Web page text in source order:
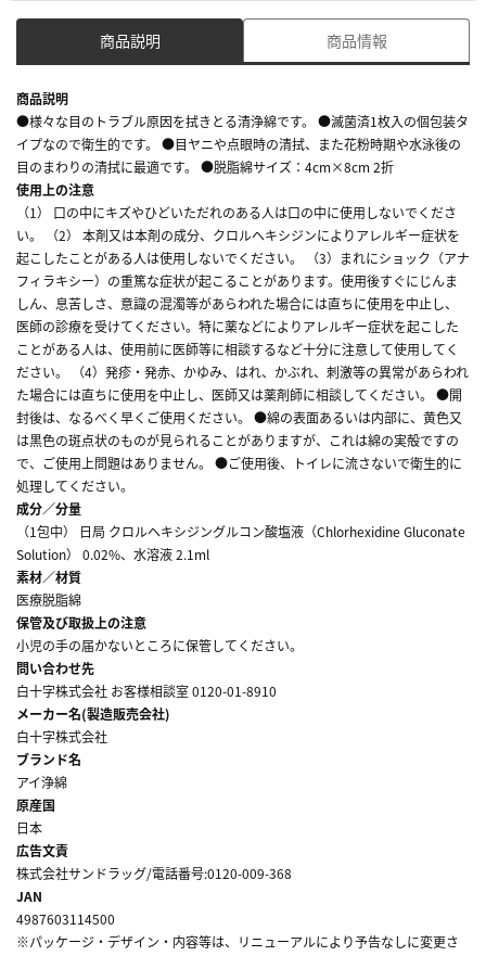
商品説明 商品情報
商品説明
●様々な目のトラブル原因を拭きとる清浄綿です。 ●滅菌済1枚入の個包装タ
イプなので衛生的です。 ●目ヤニや点眼時の清拭、また花粉時期や水泳後の
目のまわりの清拭に最適です。 ●脱脂綿サイズ：4cm×8cm 2折
使用上の注意
（1） 口の中にキズやひどいただれのある人は口の中に使用しないでくださ
い。 （2） 本剤又は本剤の成分、クロルヘキシジンによりアレルギー症状を
起こしたことがある人は使用しないでください。 （3）まれにショック（アナ
フィラキシー）の重篤な症状が起こることがあります。使用後すぐにじんま
しん、息苦しさ、意識の混濁等があらわれた場合には直ちに使用を中止し、
医師の診療を受けてください。特に薬などによりアレルギー症状を起こした
ことがある人は、使用前に医師等に相談するなど十分に注意して使用してく
ださい。 （4）発疹・発赤、かゆみ、はれ、かぶれ、刺激等の異常があらわれ
た場合には直ちに使用を中止し、医師又は薬剤師に相談してください。 ●開
封後は、なるべく早くご使用ください。 ●綿の表面あるいは内部に、黄色又
は黒色の斑点状のものが見られることがありますが、これは綿の実殻ですの
で、ご使用上問題はありません。 ●ご使用後、トイレに流さないで衛生的に
処理してください。
成分／分量
（1包中） 日局 クロルヘキシジングルコン酸塩液（Chlorhexidine Gluconate
Solution） 0.02%、水溶液 2.1ml
素材／材質
医療脱脂綿
保管及び取扱上の注意
小児の手の届かないところに保管してください。
問い合わせ先
白十字株式会社 お客様相談室 0120-01-8910
メーカー名(製造販売会社)
白十字株式会社
ブランド名
アイ浄綿
原産国
日本
広告文責
株式会社サンドラッグ/電話番号:0120-009-368
JAN
4987603114500
※パッケージ・デザイン・内容等は、リニューアルにより予告なしに変更さ